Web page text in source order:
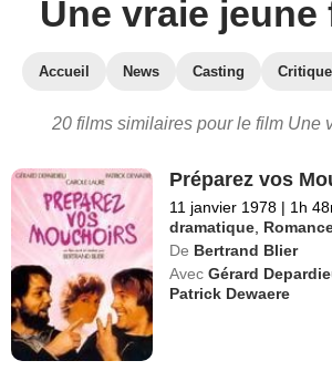
Une vraie jeune
Accueil News Casting
20 films similaires pour le film Une
Préparez vos
11 janvier 1978 | 1h
dramatique
De Bertrand Blier
Avec Gérard
Patrick Dewaere